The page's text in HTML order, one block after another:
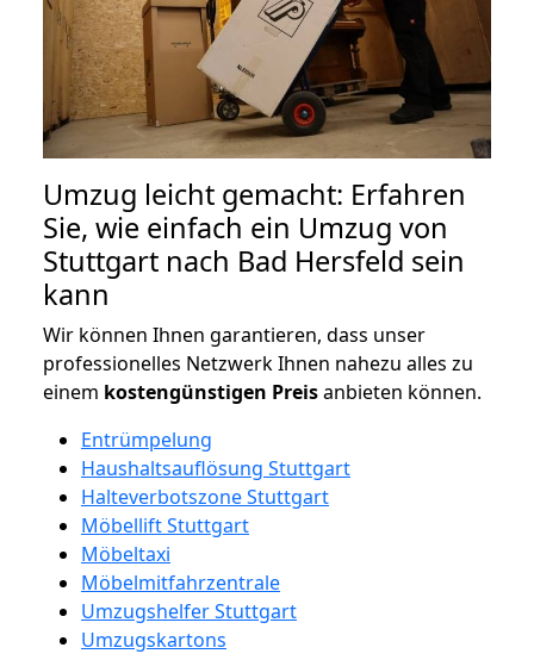
Umzug leicht gemacht: Erfahren
Sie, wie einfach ein Umzug von
Stuttgart nach Bad Hersfeld sein
kann
Wir können Ihnen garantieren, dass unser
professionelles Netzwerk Ihnen nahezu alles zu
einem kostengünstigen Preisanbieten können.
Entrümpelung
Haushaltsauflösung Stuttgart
Halteverbotszone Stuttgart
Möbellift Stuttgart
Möbeltaxi
Möbelmitfahrzentrale
Umzugshelfer Stuttgart
Umzugskartons